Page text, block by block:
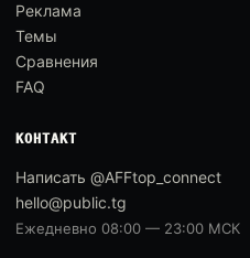
Реклама
Темы
Сравнения
FAQ
КОНТАКТ
Написать @AFFtop_connect
hello@public.tg
Ежедневно 08:00 — 23:00 МСК